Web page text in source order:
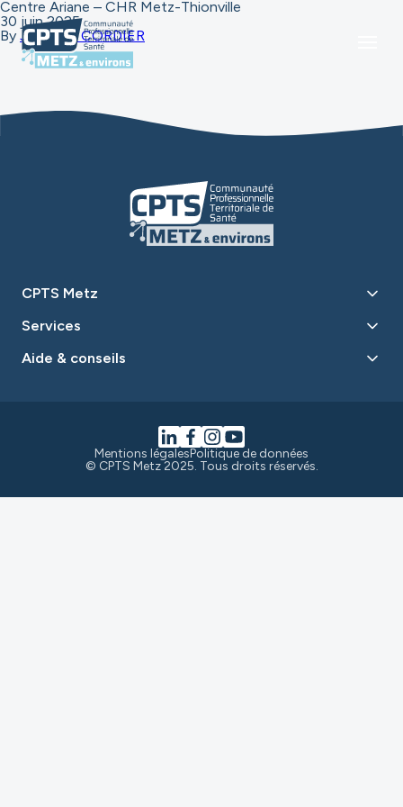
Centre Ariane – CHR Metz-Thionville
30 juin 2025
By Jennyfer CORDIER
CPTS Metz
Services
Aide & conseils
Mentions légalesPolitique de données
© CPTS Metz 2025. Tous droits réservés.